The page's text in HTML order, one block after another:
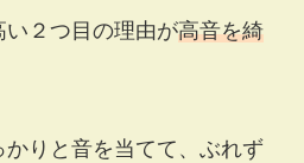
２つ目の理由が高音を綺
りと音を当てて、ぶれず